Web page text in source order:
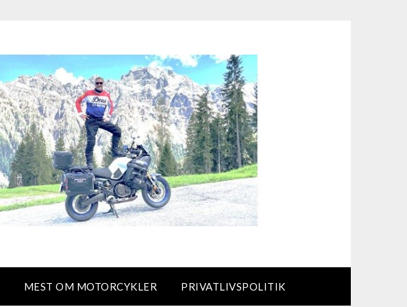
MEST OM MOTORCYKLER PRIVATLIVSPOLITIK